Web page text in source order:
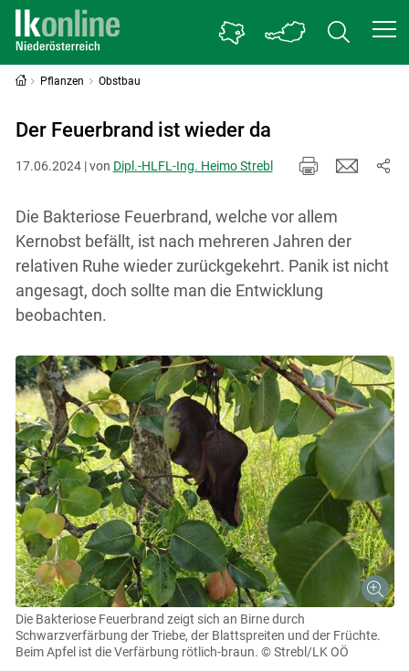
Pflanzen Obstbau
Der Feuerbrand ist wieder da
17.06.2024 | von Dipl.-HLFL-Ing. Heimo Strebl
Die Bakteriose Feuerbrand, welche vor allem
Kernobst befällt, ist nach mehreren Jahren der
relativen Ruhe wieder zurückgekehrt. Panik ist nicht
angesagt, doch sollte man die Entwicklung
beobachten.
Die Bakteriose Feuerbrand zeigt sich an Birne durch
Schwarzverfärbung der Triebe, der Blattspreiten und der Früchte.
Beim Apfel ist die Verfärbung rötlich-braun. © Strebl/LK OÖ